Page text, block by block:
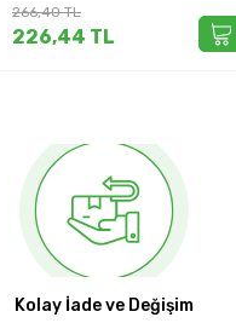
266,40TL
226,44 TL
Kolay İade ve Değişim